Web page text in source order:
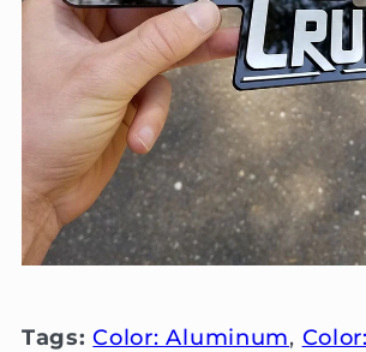
Tags:Color: Aluminum,